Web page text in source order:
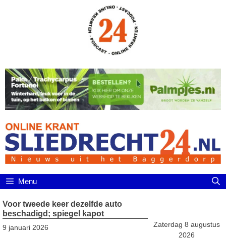
Menu
Voor tweede keer dezelfde auto
beschadigd; spiegel kapot
9 januari 2026
Zaterdag 8 augustus
2026